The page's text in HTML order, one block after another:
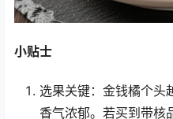
小贴士
选果关键：金钱橘个头
香气浓郁。若买到带核